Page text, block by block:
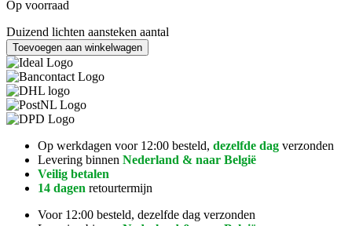
Op voorraad
Duizend lichten aansteken aantal
Toevoegen aan winkelwagen
Op werkdagen voor 12:00 besteld, dezelfde dag verzonden
Levering binnen Nederland & naar België
Veilig betalen
14 dagen retourtermijn
Voor 12:00 besteld, dezelfde dag verzonden